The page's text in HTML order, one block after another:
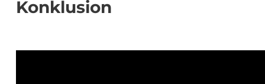
Konklusion